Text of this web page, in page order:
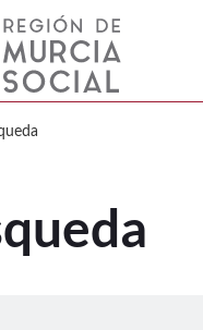
Social Búsqueda